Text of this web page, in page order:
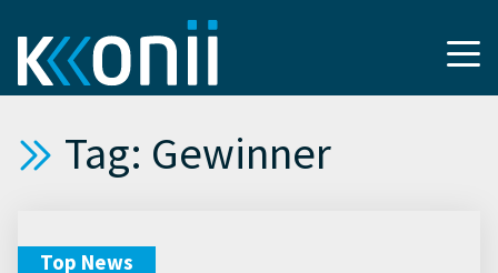
Tag: Gewinner
Top News